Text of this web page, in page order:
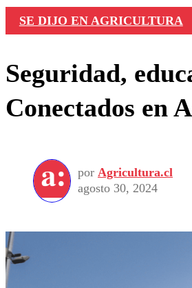
SE DIJO EN AGRICULTURA
Seguridad,
Conectados en
por Agricultura.cl
agosto 30, 2024